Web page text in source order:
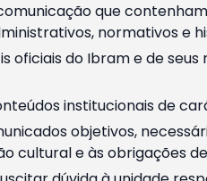
que
normativos e
do Ibram e de
institucionais de
objetivos,
cultural e às obrigações